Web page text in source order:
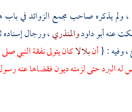
ولم يذكره صاحب مجمع الزوائد في باب
عنهأبو داودوالمنذري، ورجال
، وفيه : {أنبلالاكان يتولى نفقة النبي
البرد حتى لزمته ديون فقضاها عنه